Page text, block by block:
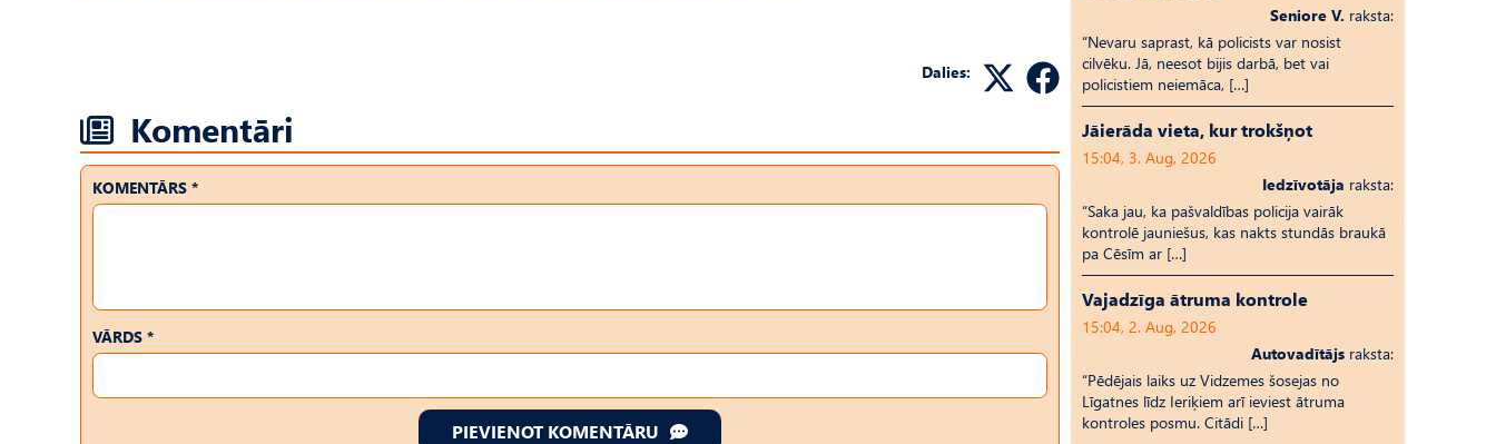
Dalies:
Komentāri
KOMENTĀRS *
VĀRDS *
PIEVIENOT KOMENTĀRU
Seniore V. raksta:
“Nevaru saprast, kā policists var nosist
cilvēku. Jā, neesot bijis darbā, bet vai
policistiem neiemāca, […]
Jāierāda vieta, kur trokšņot
15:04, 3. Aug, 2026
Iedzīvotāja raksta:
“Saka jau, ka pašvaldības policija vairāk
kontrolē jauniešus, kas nakts stundās braukā
pa Cēsīm ar […]
Vajadzīga ātruma kontrole
15:04, 2. Aug, 2026
Autovadītājs raksta:
“Pēdējais laiks uz Vid­ze­mes šosejas no
Līgatnes līdz Ieriķiem arī ieviest ātruma
kontroles posmu. Citādi […]